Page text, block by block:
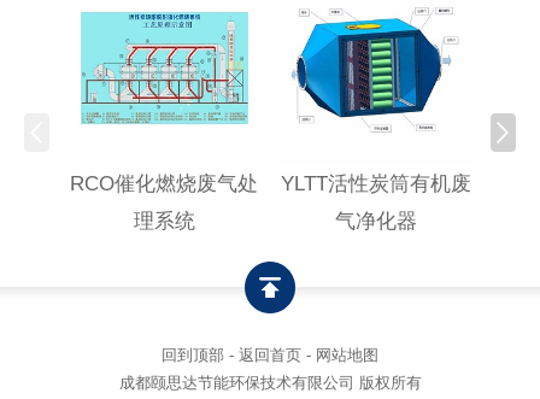
RCO催化燃烧废气处
理系统
YLTT活性炭筒有机废
气净化器
回到顶部 - 返回首页 - 网站地图
成都颐思达节能环保技术有限公司 版权所有